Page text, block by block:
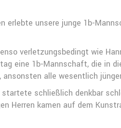
unsere junge 1b-
verletzungsbedingt wie
eine 1b-Mannschaft, die in
alle wesentlich
schließlich denkbar
Herren kamen auf dem